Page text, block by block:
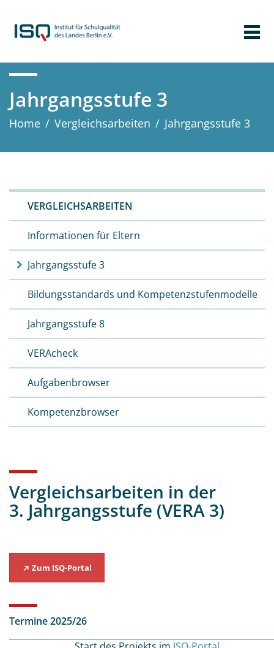
Jahrgangsstufe 3
Home / Vergleichs­arbeiten / Jahrgangsstufe 3
VERGLEICHS­ARBEITEN
Informationen für Eltern
Jahrgangsstufe 3
Bildungs­standards und Kompetenz­stufen­modelle
Jahrgangsstufe 8
VERAcheck
Aufgabenbrowser
Kompetenzbrowser
Vergleichsarbeiten in der
3. Jahrgangsstufe (VERA 3)
Zum ISQ-Portal
Termine 2025/26